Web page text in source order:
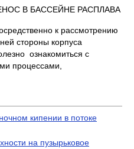
В БАССЕЙНЕ РАСПЛАВА
к рассмотрению
стороны корпуса
ознакомиться с
процессами,
кипении в потоке
на пузырьковое